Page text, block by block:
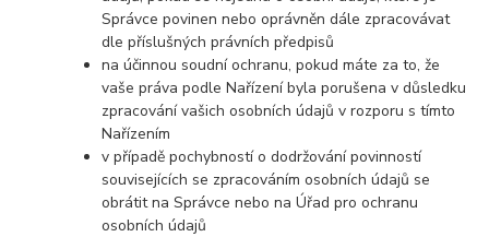
Správce povinen nebo oprávněn dále zpracovávat
dle příslušných právních předpisů
na účinnou soudní ochranu, pokud máte za to, že
vaše práva podle Nařízení byla porušena v důsledku
zpracování vašich osobních údajů v rozporu s tímto
Nařízením
v případě pochybností o dodržování povinností
souvisejících se zpracováním osobních údajů se
obrátit na Správce nebo na Úřad pro ochranu
osobních údajů